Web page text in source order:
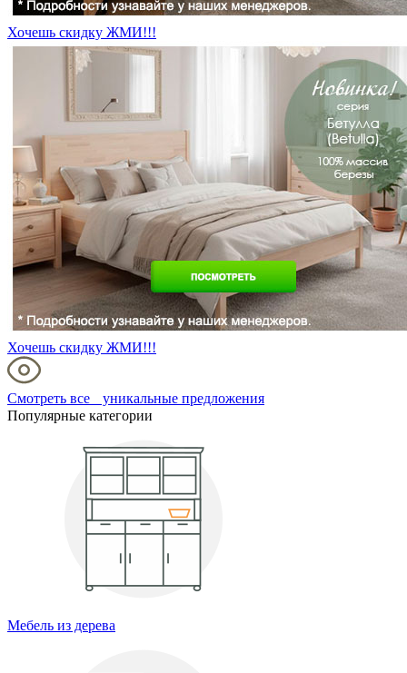
Хочешь скидку ЖМИ!!!
Хочешь скидку ЖМИ!!!
Смотреть все уникальные предложения
Популярные категории
Мебель из дерева